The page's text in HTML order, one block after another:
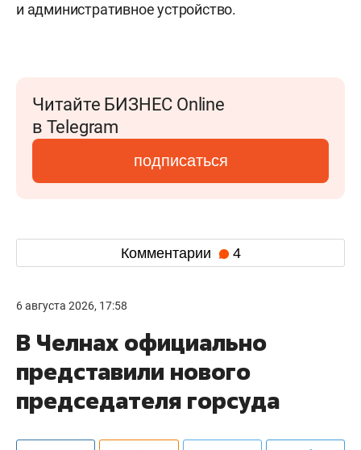
и административное устройство.
Читайте БИЗНЕС Online
в Telegram
подписаться
Комментарии 4
6 августа 2026, 17:58
В Челнах официально
представили нового
председателя горсуда